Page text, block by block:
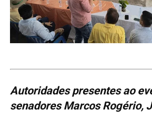
Autoridades presentes ao
senadores Marcos Rogério,